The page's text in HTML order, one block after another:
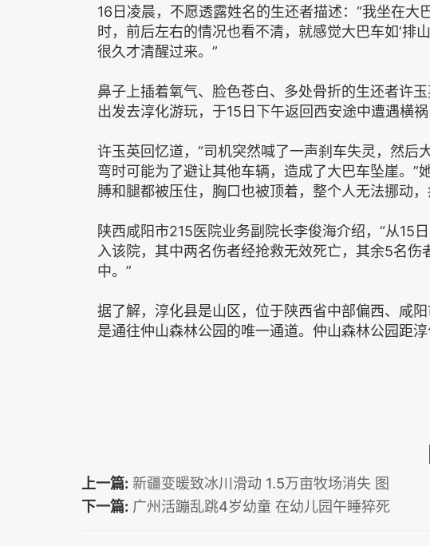
16日凌晨，不愿透露姓名的生还者描述：“我坐在大
时，前后左右的情况也看不清，就感觉大巴车如‘排
很久才清醒过来。”
鼻子上插着氧气、脸色苍白、多处骨折的生还者许
出发去淳化游玩，于15日下午返回西安途中遭遇横
许玉英回忆道，“司机突然喊了一声刹车失灵，然后
弯时可能为了避让其他车辆，造成了大巴车坠崖。
膊和腿都被压住，胸口也被顶着，整个人无法挪动，
陕西咸阳市215医院业务副院长李俊海介绍，“从15
入该院，其中两名伤者经抢救无效死亡，其余5名
中。”
据了解，淳化县是山区，位于陕西省中部偏西、咸
是通往仲山森林公园的唯一通道。仲山森林公园距
上一篇: 新疆变暖致冰川滑动 1.5万亩牧场消失 图
下一篇: 广州活蹦乱跳4岁幼童 在幼儿园午睡猝死